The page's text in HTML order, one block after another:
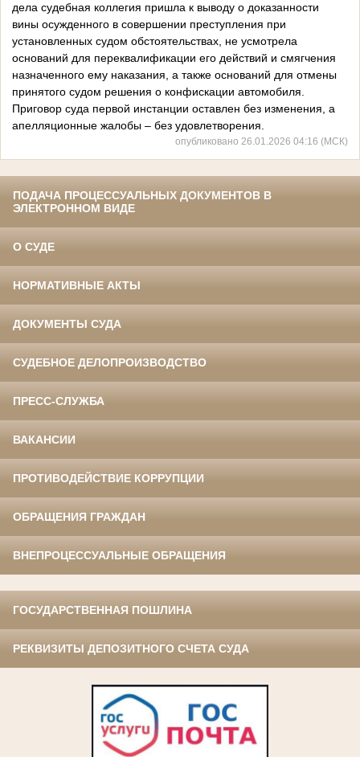
дела судебная коллегия пришла к выводу о доказанности
вины осужденного в совершении преступления при
установленных судом обстоятельствах, не усмотрела
оснований для переквалификации его действий и смягчения
назначенного ему наказания, а также оснований для отмены
принятого судом решения о конфискации автомобиля.
Приговор суда первой инстанции оставлен без изменения, а
апелляционные жалобы – без удовлетворения.
опубликовано 26.01.2026 04:16 (МСК)
ПОДАЧА ПРОЦЕССУАЛЬНЫХ ДОКУМЕНТОВ В
ЭЛЕКТРОННОМ ВИДЕ
О СУДЕ
НОРМАТИВНЫЕ АКТЫ
ДОКУМЕНТЫ СУДА
СУДЕБНОЕ ДЕЛОПРОИЗВОДСТВО
ПРЕСС-СЛУЖБА
ВАКАНСИИ
ПРОТИВОДЕЙСТВИЕ КОРРУПЦИИ
ОБРАЩЕНИЯ ГРАЖДАН
ВНЕПРОЦЕССУАЛЬНЫЕ ОБРАЩЕНИЯ
ГОСУДАРСТВЕННАЯ ПОШЛИНА
РЕКВИЗИТЫ ДЕПОЗИТНОГО СЧЕТА СУДА